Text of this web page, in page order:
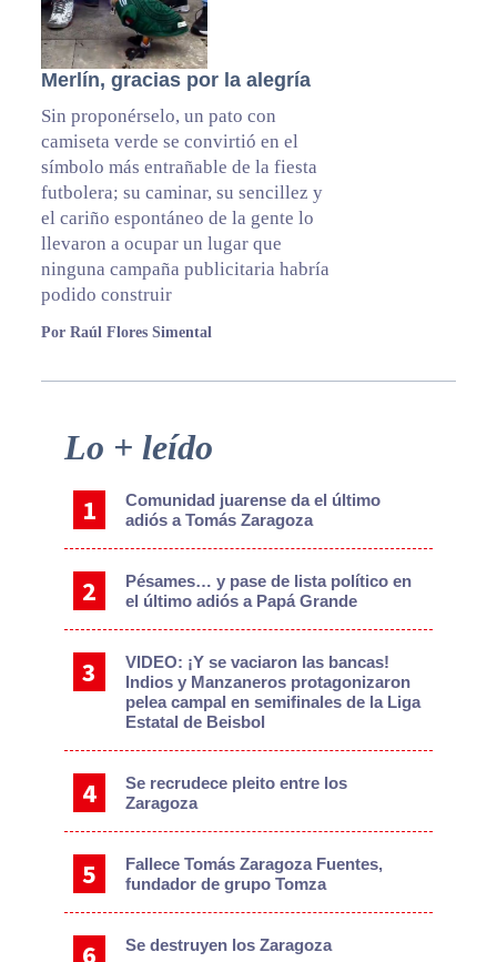
Merlín, gracias por la alegría
Sin proponérselo, un pato con
camiseta verde se convirtió en el
símbolo más entrañable de la fiesta
futbolera; su caminar, su sencillez y
el cariño espontáneo de la gente lo
llevaron a ocupar un lugar que
ninguna campaña publicitaria habría
podido construir
Por Raúl Flores Simental
Primary
Sidebar
Lo + leído
Comunidad juarense da el último
adiós a Tomás Zaragoza
Pésames… y pase de lista político en
el último adiós a Papá Grande
VIDEO: ¡Y se vaciaron las bancas!
Indios y Manzaneros protagonizaron
pelea campal en semifinales de la Liga
Estatal de Beisbol
Se recrudece pleito entre los
Zaragoza
Fallece Tomás Zaragoza Fuentes,
fundador de grupo Tomza
Se destruyen los Zaragoza